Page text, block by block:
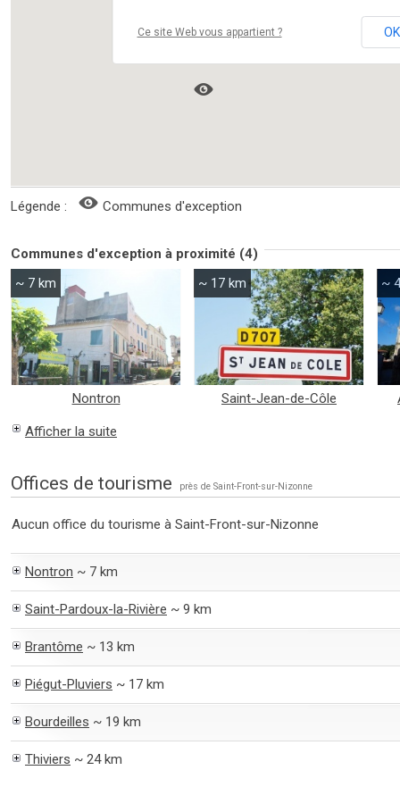
Ce site Web vous appartient ? OK
Légende : Communes d'exception
Communes d'exception à proximité (4)
Nontron
~ 7 km
Saint-Jean-de-Côle
~ 17 km ~
Afficher la suite
Offices de tourisme près de Saint-Front-sur-Nizonne
Aucun office du tourisme à Saint-Front-sur-Nizonne
Nontron ~ 7 km
Saint-Pardoux-la-Rivière ~ 9 km
Brantôme ~ 13 km
Piégut-Pluviers ~ 17 km
Bourdeilles ~ 19 km
Thiviers ~ 24 km